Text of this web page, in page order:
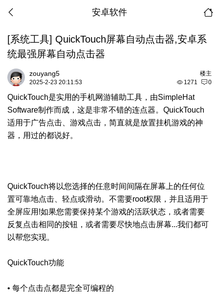
安卓软件
[系统工具] QuickTouch屏幕自动点击器,安卓系
统最强屏幕自动点击器
楼主
zouyang5
1271 0
2025-2-23 20:11:53
QuickTouch是实用的手机网游辅助工具，由SimpleHat
Software制作而成，这是非常不错的连点器。QuickTouch
适用于广告点击、游戏点击，简直就是放置挂机游戏的神
器，用过的都说好。
QuickTouch将以您选择的任意时间间隔在屏幕上的任何位
置可靠地点击、轻点或滑动。不需要root权限，并且适用于
全屏应用!如果您需要保持某个游戏的活跃状态，或者需要
反复点击相同的按钮，或者需要尽快地点击屏幕...我们都可
以帮您实现。
QuickTouch功能
• 每个点击点都是完全可编程的